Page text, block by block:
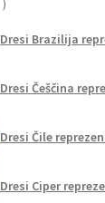
Dresi Brazilija
Dresi Češčina
Dresi Čile
Dresi Ciper